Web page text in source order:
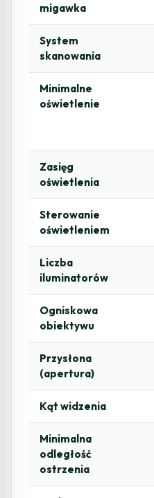
migawka
System
skanowania
Minimalne
oświetlenie
Zasięg
oświetlenia
Sterowanie
oświetleniem
Liczba
iluminatorów
Ogniskowa
obiektywu
Przysłona
(apertura)
Kąt widzenia
Minimalna
odległość
ostrzenia